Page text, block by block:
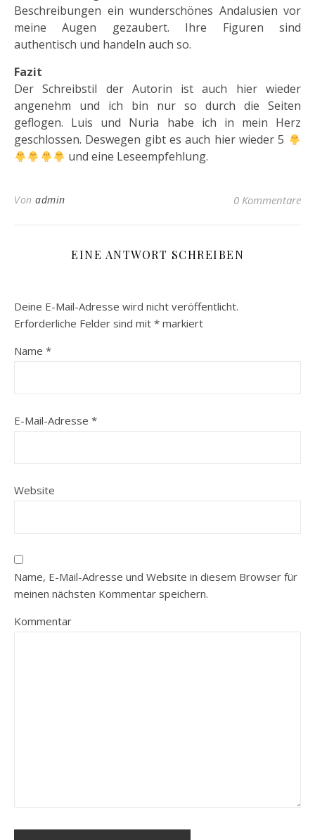
Beschreibungen ein wunderschönes Andalusien vor
meine Augen gezaubert. Ihre Figuren sind
authentisch und handeln auch so.
Fazit
Der Schreibstil der Autorin ist auch hier wieder
angenehm und ich bin nur so durch die Seiten
geflogen. Luis und Nuria habe ich in mein Herz
geschlossen. Deswegen gibt es auch hier wieder 5
und eine Leseempfehlung.
Von admin 0 Kommentare
EINE ANTWORT SCHREIBEN
Deine E-Mail-Adresse wird nicht veröffentlicht.
Erforderliche Felder sind mit * markiert
Name *
E-Mail-Adresse *
Website
Name, E-Mail-Adresse und Website in diesem Browser für
meinen nächsten Kommentar speichern.
Kommentar